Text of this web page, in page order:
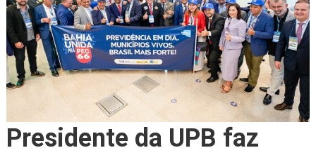
Presidente da UPB faz